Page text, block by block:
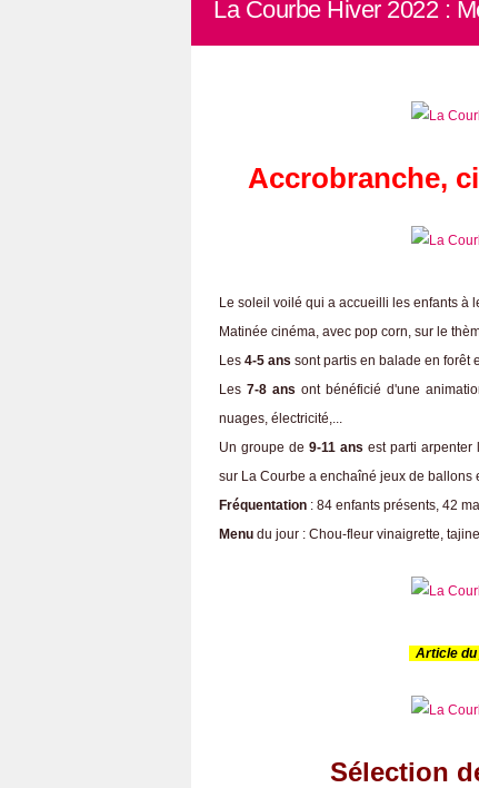
La Courbe Hiver 2022 :
Accrobranche,
Le soleil voilé qui a accueilli les enfants à
Matinée cinéma, avec pop corn, sur le
Les 4-5 ans sont partis en balade en forêt
Les7-8 ans ont bénéficié d'une
nuages, électricité,...
Un groupe de 9-11 ans est parti arpenter
sur La Courbe a enchaîné jeux de ballons
Fréquentation : 84 enfants présents, 42
Menu du jour : Chou-fleur vinaigrette,
Article du
Sélection